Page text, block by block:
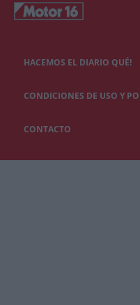
HACEMOS EL DIARIO QUÉ!
CONDICIONES DE USO Y
CONTACTO